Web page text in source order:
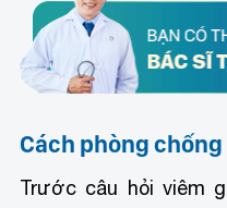
Cách phòng
Trước câu hỏi viêm